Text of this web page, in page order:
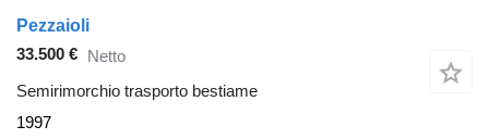
Pezzaioli
33.500 € Netto
Semirimorchio trasporto bestiame
1997